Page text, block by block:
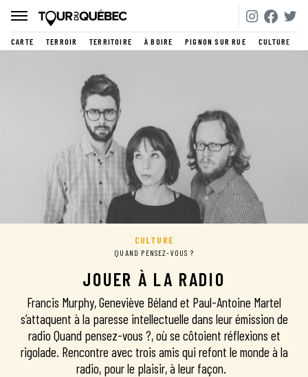
CARTE TERROIR TERRITOIRE À BOIRE PIGNON SUR RUE CULTURE
CULTURE
QUAND PENSEZ-VOUS ?
JOUER À LA RADIO
Francis Murphy, Geneviève Béland et Paul-Antoine Martel
s’attaquent à la paresse intellectuelle dans leur émission de
radio Quand pensez-vous ?, où se côtoient réflexions et
rigolade. Rencontre avec trois amis qui refont le monde à la
radio, pour le plaisir, à leur façon.